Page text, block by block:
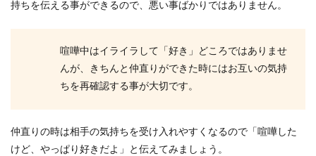
持ちを伝える事ができるので、悪い事ばかりではありません。
喧嘩中はイライラして「好き」どころではありませ
んが、きちんと仲直りができた時にはお互いの気持
ちを再確認する事が大切です。
仲直りの時は相手の気持ちを受け入れやすくなるので「喧嘩した
けど、やっぱり好きだよ」と伝えてみましょう。